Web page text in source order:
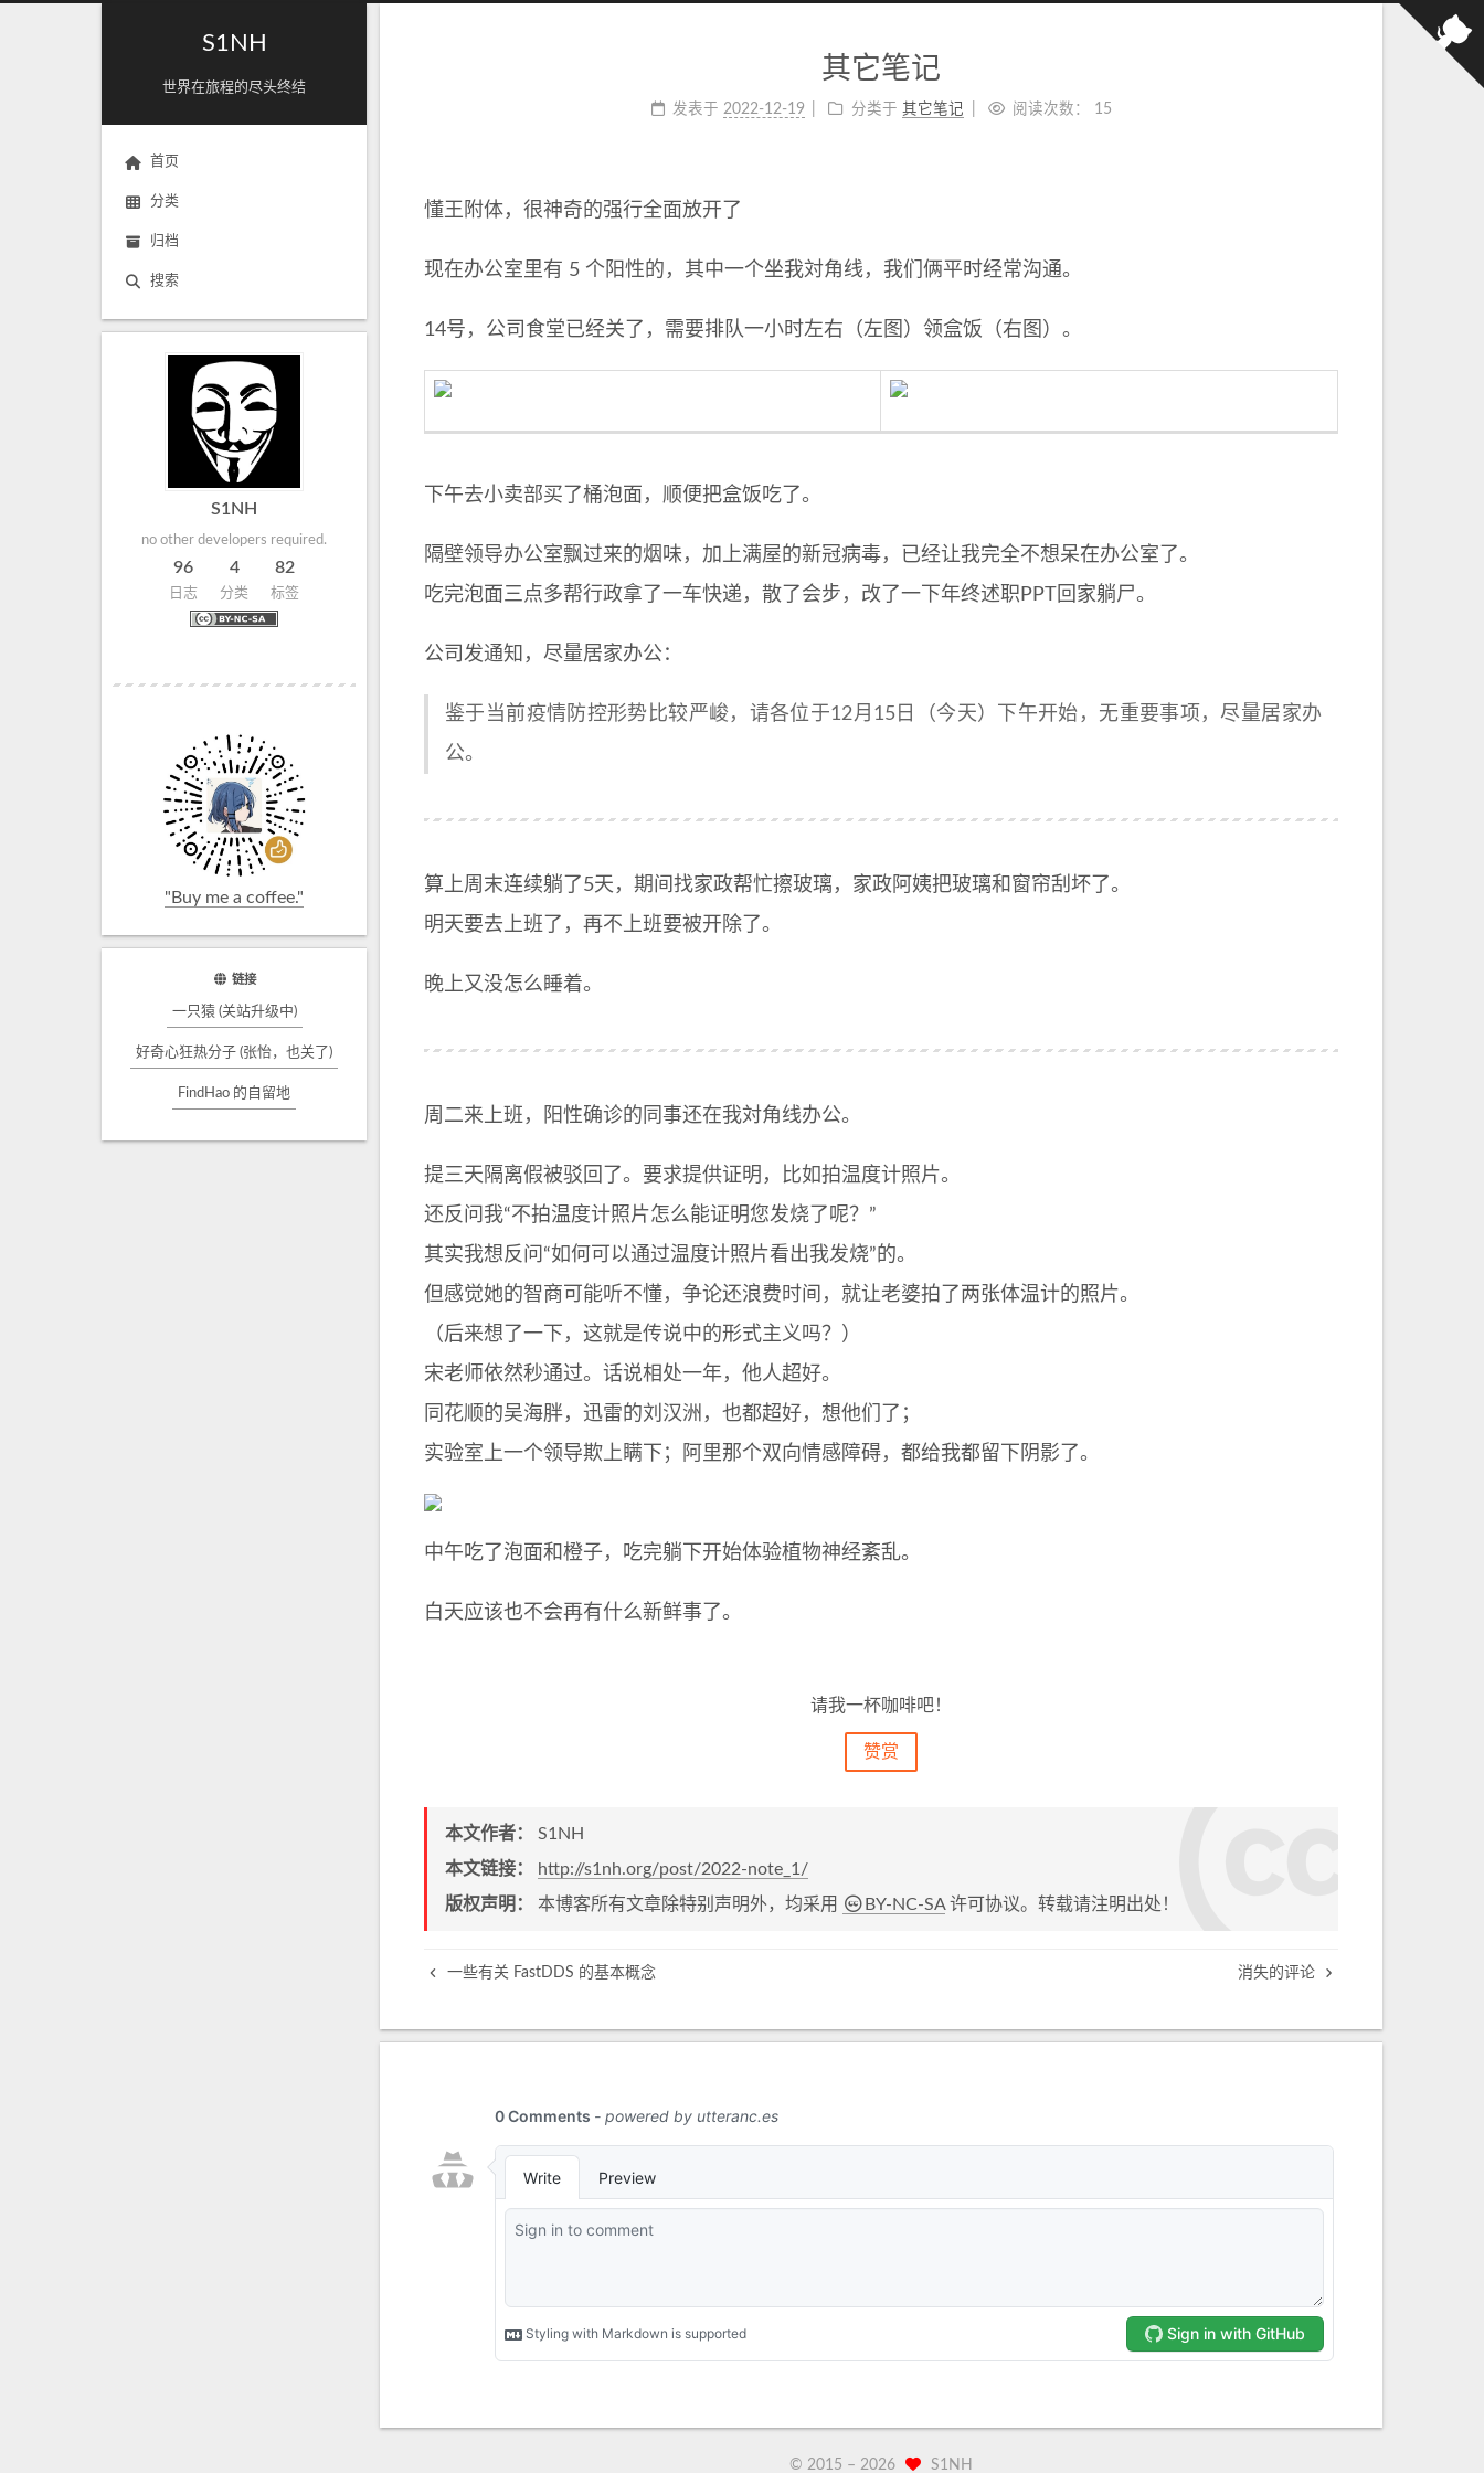
S1NH
世界在旅程的尽头终结
首页
分类
归档
搜索
S1NH
no other developers required.
96
日志
4
分类
82
标签
"Buy me a coffee."
链接
一只猿 (关站升级中)
好奇心狂热分子 (张怡，也关了)
FindHao 的自留地
其它笔记
发表于 2022-12-19 分类于 其它笔记 阅读次数： 15
懂王附体，很神奇的强行全面放开了
现在办公室里有 5 个阳性的，其中一个坐我対角线，我们俩平时经常沟通。
14号，公司食堂已经关了，需要排队一小时左右（左图）领盒饭（右图）。
下午去小卖部买了桶泡面，顺便把盒饭吃了。
隔壁领导办公室飘过来的烟味，加上满屋的新冠病毒，已经让我完全不想呆在办公室了。
吃完泡面三点多帮行政拿了一车快递，散了会步，改了一下年终述职PPT回家躺尸。
公司发通知，尽量居家办公：
鉴于当前疫情防控形势比较严峻，请各位于12月15日（今天）下午开始，无重要事项，尽量居家办
公。
算上周末连续躺了5天，期间找家政帮忙擦玻璃，家政阿姨把玻璃和窗帘刮坏了。
明天要去上班了，再不上班要被开除了。
晚上又没怎么睡着。
周二来上班，阳性确诊的同事还在我対角线办公。
提三天隔离假被驳回了。要求提供证明，比如拍温度计照片。
还反问我“不拍温度计照片怎么能证明您发烧了呢？”
其实我想反问“如何可以通过温度计照片看出我发烧”的。
但感觉她的智商可能听不懂，争论还浪费时间，就让老婆拍了两张体温计的照片。
（后来想了一下，这就是传说中的形式主义吗？）
宋老师依然秒通过。话说相处一年，他人超好。
同花顺的吴海胖，迅雷的刘汉洲，也都超好，想他们了；
实验室上一个领导欺上瞒下；阿里那个双向情感障碍，都给我都留下阴影了。
中午吃了泡面和橙子，吃完躺下开始体验植物神经紊乱。
白天应该也不会再有什么新鲜事了。
请我一杯咖啡吧！
赞赏
本文作者： S1NH
本文链接：
http://s1nh.org/post/2022-note_1/
版权声明： 本博客所有文章除特别声明外，均采用 BY-NC-SA许可协议。转载请注明出处！
一些有关 FastDDS 的基本概念 消失的评论
© 2015 – 2026 S1NH